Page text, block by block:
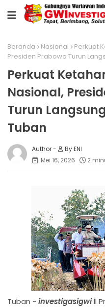
Beranda Nasional
Perkuat
Presiden Prabowo Turun
Perkuat
Nasional,
Turun
Tuban
By ENI
Mei 16, 2026
2
Tuban - investigasigwill